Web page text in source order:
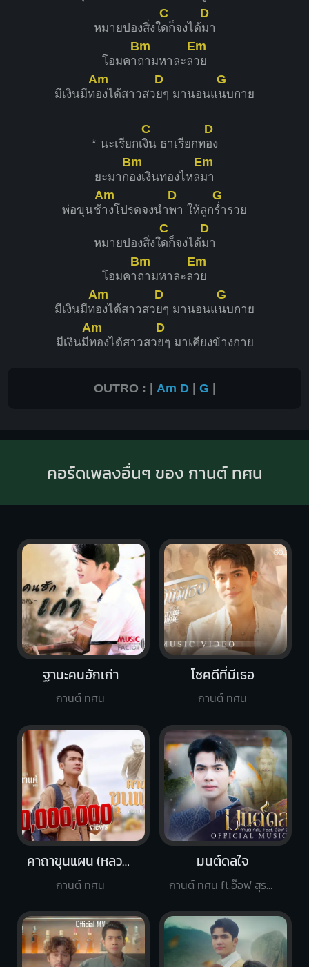
หมายปองสิ่งใ
C
ดก็จงได้
D
มา
โอมคา
Bm
ถามหาละล
Em
วย
มีเงินมีท
Am
องได้สาวสว
D
ยๆ มานอนแ
G
นบกาย
* นะเรียกเ
C
งิน ธาเรียกท
D
อง
ยะมาก
Bm
องเงินทองไหล
Em
มา
พ่อขุนช้
Am
างโปรดจงนำ
D
พา ให้ลูก
G
ร่ำรวย
หมายปองสิ่งใ
C
ดก็จงได้
D
มา
โอมคา
Bm
ถามหาละล
Em
วย
มีเงินมีท
Am
องได้สาวสว
D
ยๆ มานอนแ
G
นบกาย
มีเงินมี
Am
ทองได้สาวสว
D
ยๆ มาเคียงข้างกาย
OUTRO : | Am D| G |
คอร์ดเพลงอื่นๆ ของ กานต์ ทศน
ฐานะคนฮักเก่า
กานต์ ทศน
คาถาขุนแผน (หลวงพ่อกวย)
กานต์ ทศน
โชคดีที่มีเธอ
กานต์ ทศน
มนต์ดลใจ
กานต์ ทศน ft.อ๊อฟ สุรพล